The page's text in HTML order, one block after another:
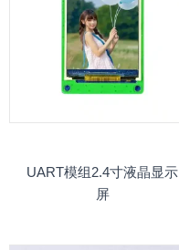
UART模组2.4寸液晶显示
屏